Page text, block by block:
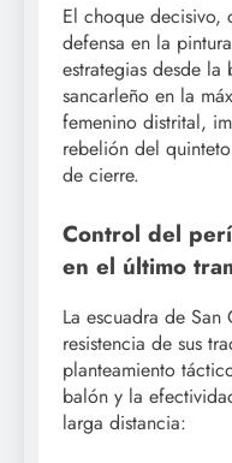
El choque decisivo,
defensa en la
estrategias desde
sancarleño en la
femenino distrital,
rebelión del
de cierre.
Control del
en el último
La escuadra de
resistencia de sus
planteamiento
balón y la
larga distancia: